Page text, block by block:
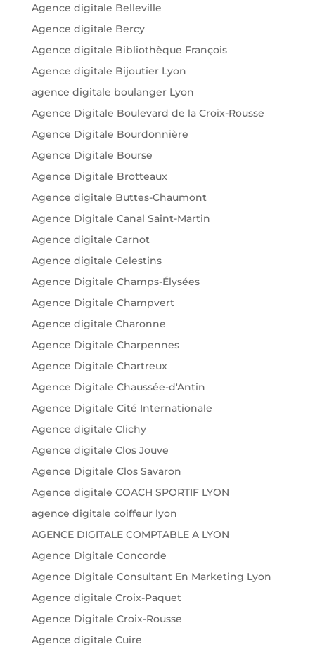
Agence digitale Belleville
Agence digitale Bercy
Agence digitale Bibliothèque François
Agence digitale Bijoutier Lyon
agence digitale boulanger Lyon
Agence Digitale Boulevard de la Croix-Rousse
Agence Digitale Bourdonnière
Agence Digitale Bourse
Agence Digitale Brotteaux
Agence digitale Buttes-Chaumont
Agence Digitale Canal Saint-Martin
Agence digitale Carnot
Agence digitale Celestins
Agence Digitale Champs-Élysées
Agence Digitale Champvert
Agence digitale Charonne
Agence Digitale Charpennes
Agence Digitale Chartreux
Agence Digitale Chaussée-d'Antin
Agence Digitale Cité Internationale
Agence digitale Clichy
Agence digitale Clos Jouve
Agence Digitale Clos Savaron
Agence digitale COACH SPORTIF LYON
agence digitale coiffeur lyon
AGENCE DIGITALE COMPTABLE A LYON
Agence Digitale Concorde
Agence Digitale Consultant En Marketing Lyon
Agence digitale Croix-Paquet
Agence Digitale Croix-Rousse
Agence digitale Cuire